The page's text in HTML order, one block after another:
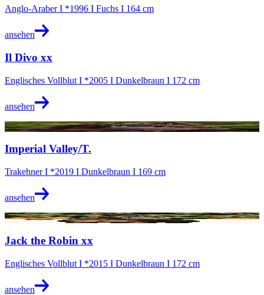
Anglo-Araber I *1996 I Fuchs I 164 cm
ansehen
Il Divo xx
Englisches Vollblut I *2005 I Dunkelbraun I 172 cm
ansehen
@Lea Sous
Imperial Valley/T.
Trakehner I *2019 I Dunkelbraun I 169 cm
ansehen
@Björn Schröder
Jack the Robin xx
Englisches Vollblut I *2015 I Dunkelbraun I 172 cm
ansehen